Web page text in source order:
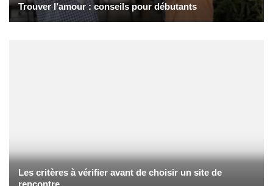
Trouver l’amour : conseils pour débutants
Les critères à vérifier avant de choisir un site de
rencontre